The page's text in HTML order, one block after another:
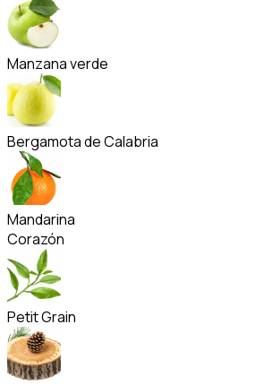
Manzana verde
Bergamota de Calabria
Mandarina
Corazón
Petit Grain